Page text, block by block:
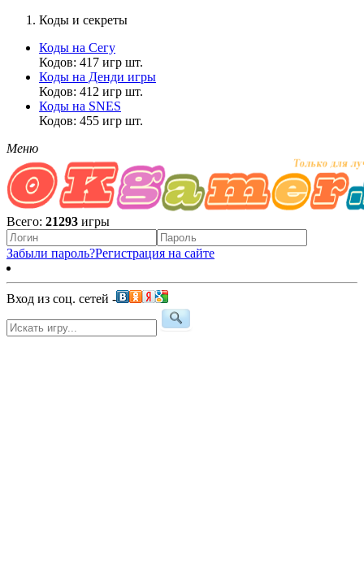
Коды и секреты
Коды на Сегу
Кодов: 417 игр шт.
Коды на Денди игры
Кодов: 412 игр шт.
Коды на SNES
Кодов: 455 игр шт.
Меню
Всего: 21293 игры
Забыли пароль?Регистрация на сайте
Вход из соц. сетей -